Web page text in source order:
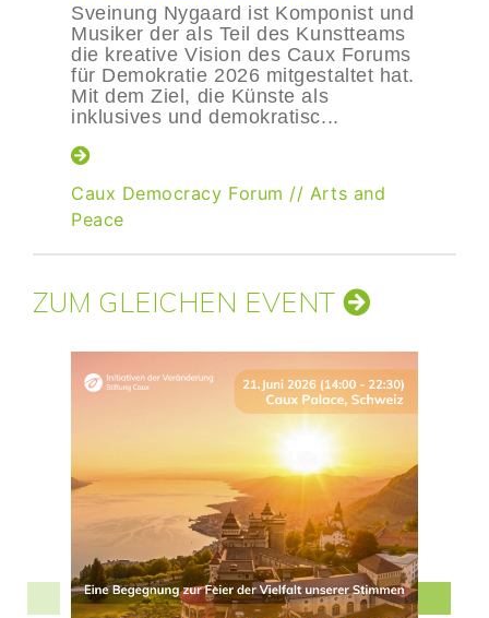
Sveinung Nygaard ist Komponist und
Musiker der als Teil des Kunstteams
die kreative Vision des Caux Forums
für Demokratie 2026 mitgestaltet hat.
Mit dem Ziel, die Künste als
inklusives und demokratisc...
Caux Democracy Forum // Arts and
Peace
ZUM GLEICHEN EVENT